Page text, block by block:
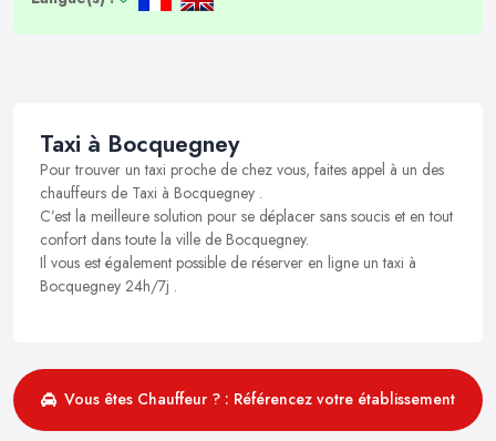
Taxi à Bocquegney
Pour trouver un taxi proche de chez vous, faites appel à un des
chauffeurs de Taxi à Bocquegney .
C’est la meilleure solution pour se déplacer sans soucis et en tout
confort dans toute la ville de Bocquegney.
Il vous est également possible de réserver en ligne un taxi à
Bocquegney 24h/7j .
Vous êtes Chauffeur ? : Référencez votre établissement